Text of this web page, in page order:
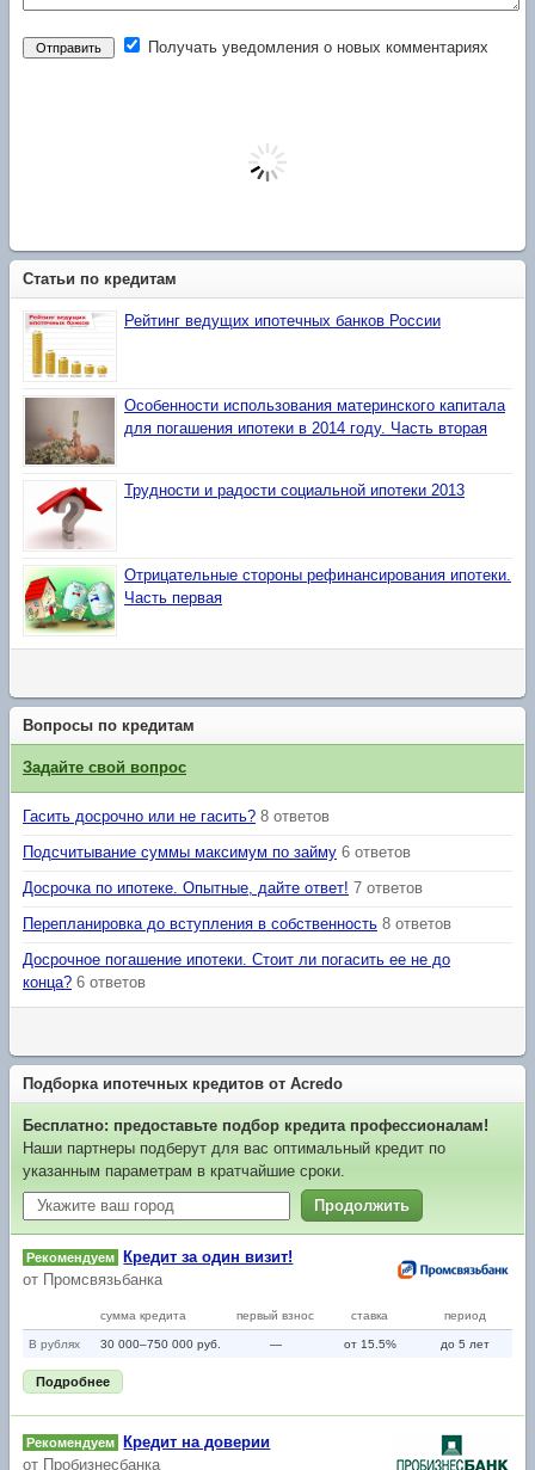
Получать уведомления о новых комментариях
Статьи по кредитам
Рейтинг ведущих ипотечных банков России
Особенности использования материнского капитала
для погашения ипотеки в 2014 году. Часть вторая
Трудности и радости социальной ипотеки 2013
Отрицательные стороны рефинансирования ипотеки.
Часть первая
Вопросы по кредитам
Задайте свой вопрос
Гасить досрочно или не гасить? 8 ответов
Подсчитывание суммы максимум по займу 6 ответов
Досрочка по ипотеке. Опытные, дайте ответ! 7 ответов
Перепланировка до вступления в собственность 8 ответов
Досрочное погашение ипотеки. Стоит ли погасить ее не до
конца? 6 ответов
Подборка ипотечных кредитов от Acredo
Бесплатно: предоставьте подбор кредита профессионалам!
Наши партнеры подберут для вас оптимальный кредит по
указанным параметрам в кратчайшие сроки.
Продолжить
Рекомендуем
Кредит за один визит!
от
Промсвязьбанка
сумма кредита первый взнос ставка период
В рублях 30 000–750 000 руб. — от 15.5% до 5 лет
Подробнее
Рекомендуем
Кредит на доверии
от
Пробизнесбанка